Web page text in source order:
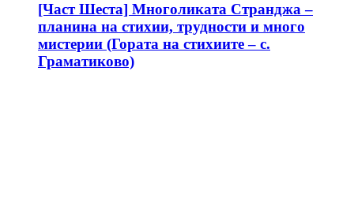
[Част Шеста] Многоликата Странджа –
планина на стихии, трудности и много
мистерии (Гората на стихиите – с.
Граматиково)